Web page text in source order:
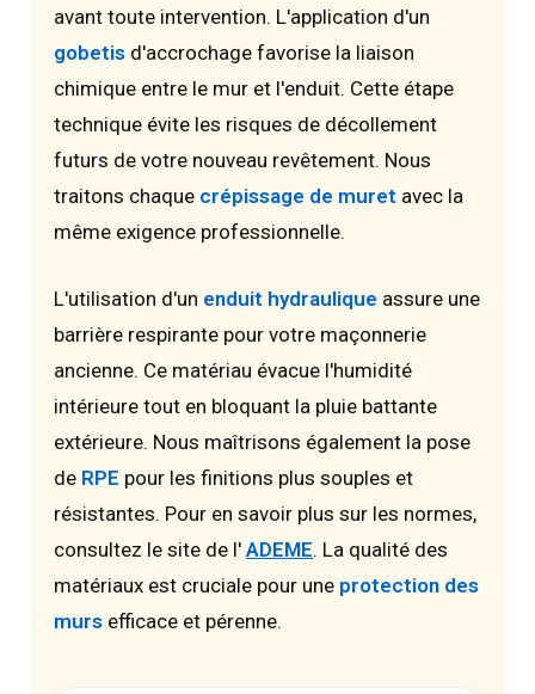
avant toute intervention. L'application d'un
gobetis d'accrochage favorise la liaison
chimique entre le mur et l'enduit. Cette étape
technique évite les risques de décollement
futurs de votre nouveau revêtement. Nous
traitons chaque crépissage de muret avec la
même exigence professionnelle.
L'utilisation d'un enduit hydraulique assure une
barrière respirante pour votre maçonnerie
ancienne. Ce matériau évacue l'humidité
intérieure tout en bloquant la pluie battante
extérieure. Nous maîtrisons également la pose
de RPE pour les finitions plus souples et
résistantes. Pour en savoir plus sur les normes,
consultez le site de l' ADEME. La qualité des
matériaux est cruciale pour une protection des
murs efficace et pérenne.